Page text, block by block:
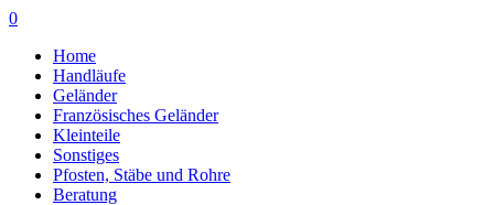
0
Home
Handläufe
Geländer
Französisches Geländer
Kleinteile
Sonstiges
Pfosten, Stäbe und Rohre
Beratung